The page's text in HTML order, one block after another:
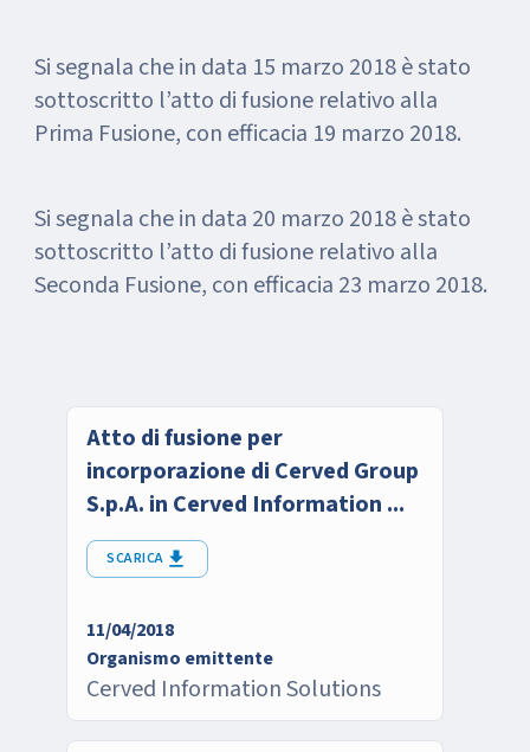
Si segnala che in data 15 marzo 2018 è stato
sottoscritto l’atto di fusione relativo alla
Prima Fusione, con efficacia 19 marzo 2018.
Si segnala che in data 20 marzo 2018 è stato
sottoscritto l’atto di fusione relativo alla
Seconda Fusione, con efficacia 23 marzo 2018.
Atto di fusione per
incorporazione di Cerved Group
S.p.A. in Cerved Information ...
SCARICA
11/04/2018
Organismo emittente
Cerved Information Solutions